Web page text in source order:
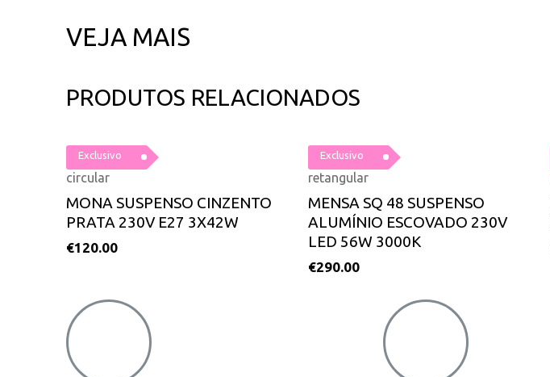
VEJA MAIS
PRODUTOS RELACIONADOS
Exclusivo
circular
MONA SUSPENSO CINZENTO
PRATA 230V E27 3X42W
€120.00
Exclusivo
retangular
MENSA SQ 48 SUSPENSO
ALUMÍNIO ESCOVADO 230V
LED 56W 3000K
€290.00